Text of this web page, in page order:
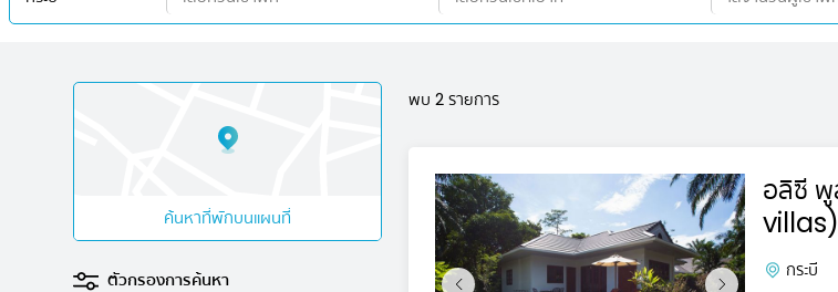
ค้นหาที่พักบนแผนที่
ตัวกรองการค้นหา
พบ 2 รายการ
อลิซี พูล วิลล่า (Alisea Pool
villas)
กระบี